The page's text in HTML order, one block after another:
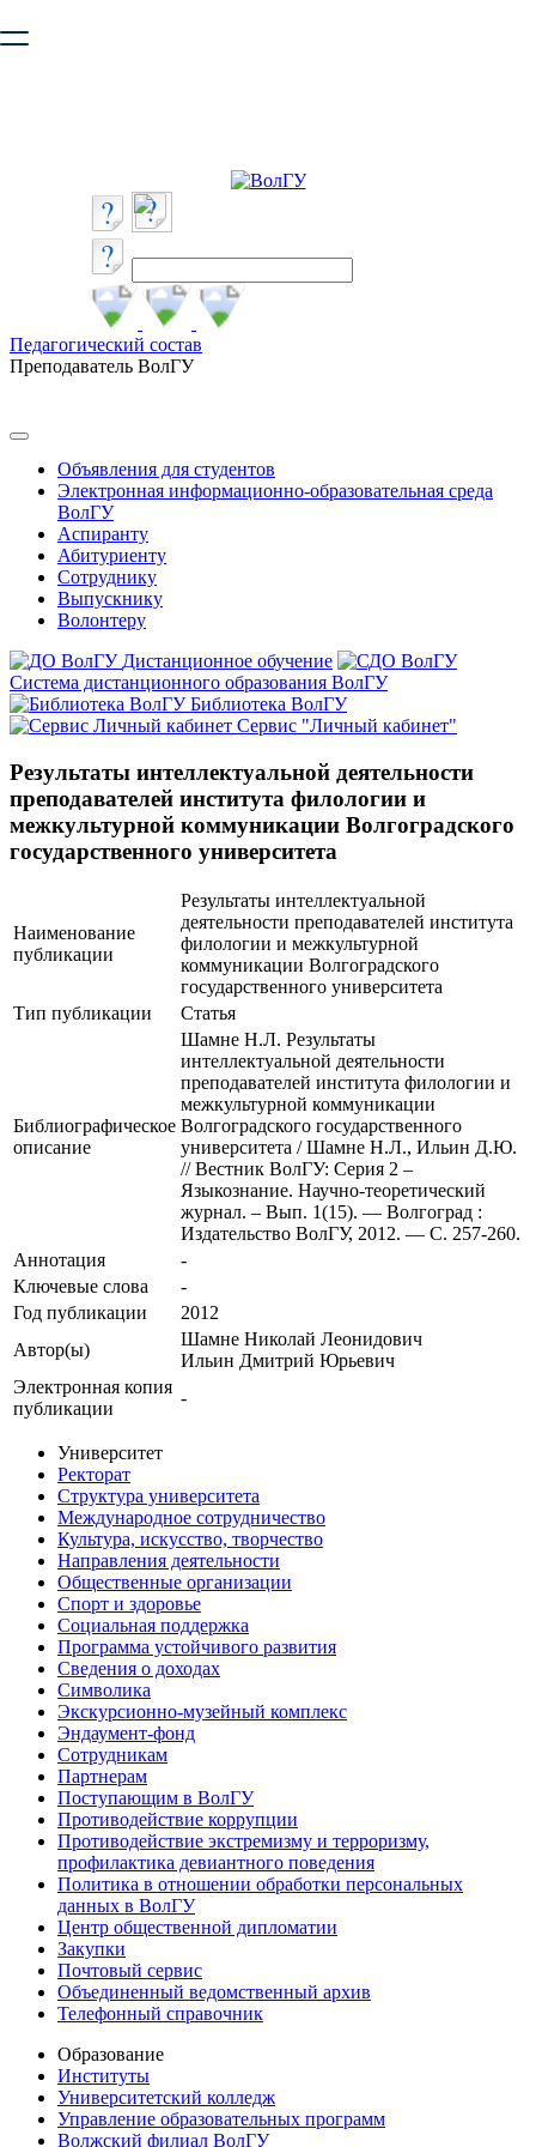
безопасную работу с сайтом. Пожалуйста
Педагогический состав
Преподаватель ВолГУ
Объявления для студентов
Электронная информационно-образовательная среда
ВолГУ
Аспиранту
Абитуриенту
Сотруднику
Выпускнику
Волонтеру
Дистанционное обучение
Система дистанционного образования ВолГУ
Библиотека ВолГУ
Сервис "Личный кабинет"
Результаты интеллектуальной деятельности
преподавателей института филологии и
межкультурной коммуникации Волгоградского
государственного университета
Наименование
публикации
Результаты интеллектуальной
деятельности преподавателей института
филологии и межкультурной
коммуникации Волгоградского
государственного университета
Тип публикации
Статья
Библиографическое
описание
Шамне Н.Л. Результаты
интеллектуальной деятельности
преподавателей института филологии и
межкультурной коммуникации
Волгоградского государственного
университета / Шамне Н.Л., Ильин Д.Ю.
// Вестник ВолГУ: Серия 2 –
Языкознание. Научно-теоретический
журнал. – Вып. 1(15). — Волгоград :
Издательство ВолГУ, 2012. — С. 257-260.
Аннотация
-
Ключевые cлова
-
Год публикации
2012
Автор(ы)
Шамне Николай Леонидович
Ильин Дмитрий Юрьевич
Электронная копия
публикации
-
Университет
Ректорат
Структура университета
Международное сотрудничество
Культура, искусство, творчество
Направления деятельности
Общественные организации
Спорт и здоровье
Социальная поддержка
Программа устойчивого развития
Сведения о доходах
Символика
Экскурсионно-музейный комплекс
Эндаумент-фонд
Сотрудникам
Партнерам
Поступающим в ВолГУ
Противодействие коррупции
Противодействие экстремизму и терроризму,
профилактика девиантного поведения
Политика в отношении обработки персональных
данных в ВолГУ
Центр общественной дипломатии
Закупки
Почтовый сервис
Объединенный ведомственный архив
Телефонный справочник
Образование
Институты
Университетский колледж
Управление образовательных программ
Волжский филиал ВолГУ